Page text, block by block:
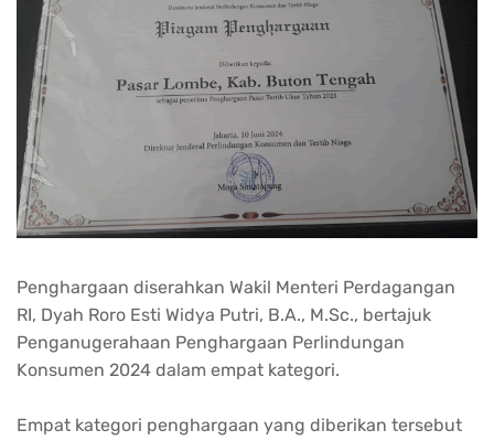
Penghargaan diserahkan Wakil Menteri Perdagangan
RI, Dyah Roro Esti Widya Putri, B.A., M.Sc., bertajuk
Penganugerahaan Penghargaan Perlindungan
Konsumen 2024 dalam empat kategori.
Empat kategori penghargaan yang diberikan tersebut